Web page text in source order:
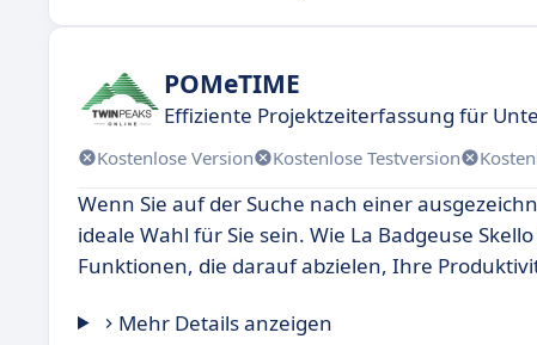
POMeTIME
Effiziente Projektzeiterfassung für
Kostenlose Version Kostenlose Testversion
Wenn Sie auf der Suche nach einer
ideale Wahl für Sie sein. Wie La Badgeuse
Funktionen, die darauf abzielen, Ihre
Mehr Details anzeigen